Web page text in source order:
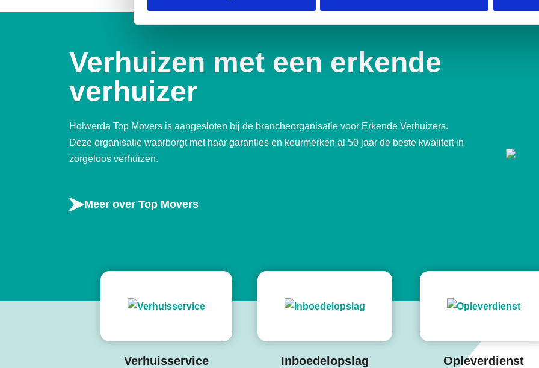
Verhuizen met een erkende
verhuizer
Holwerda Top Movers is aangesloten bij de brancheorganisatie voor Erkende Verhuizers.
Deze organisatie waarborgt met haar garanties en keurmerken al 50 jaar de beste kwaliteit in
zorgeloos verhuizen.
Meer over Top Movers
Verhuisservice Inboedelopslag Opleverdienst